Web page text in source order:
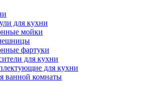
для кухни
мойки
фартуки
для кухни
для кухни
ванной комнаты